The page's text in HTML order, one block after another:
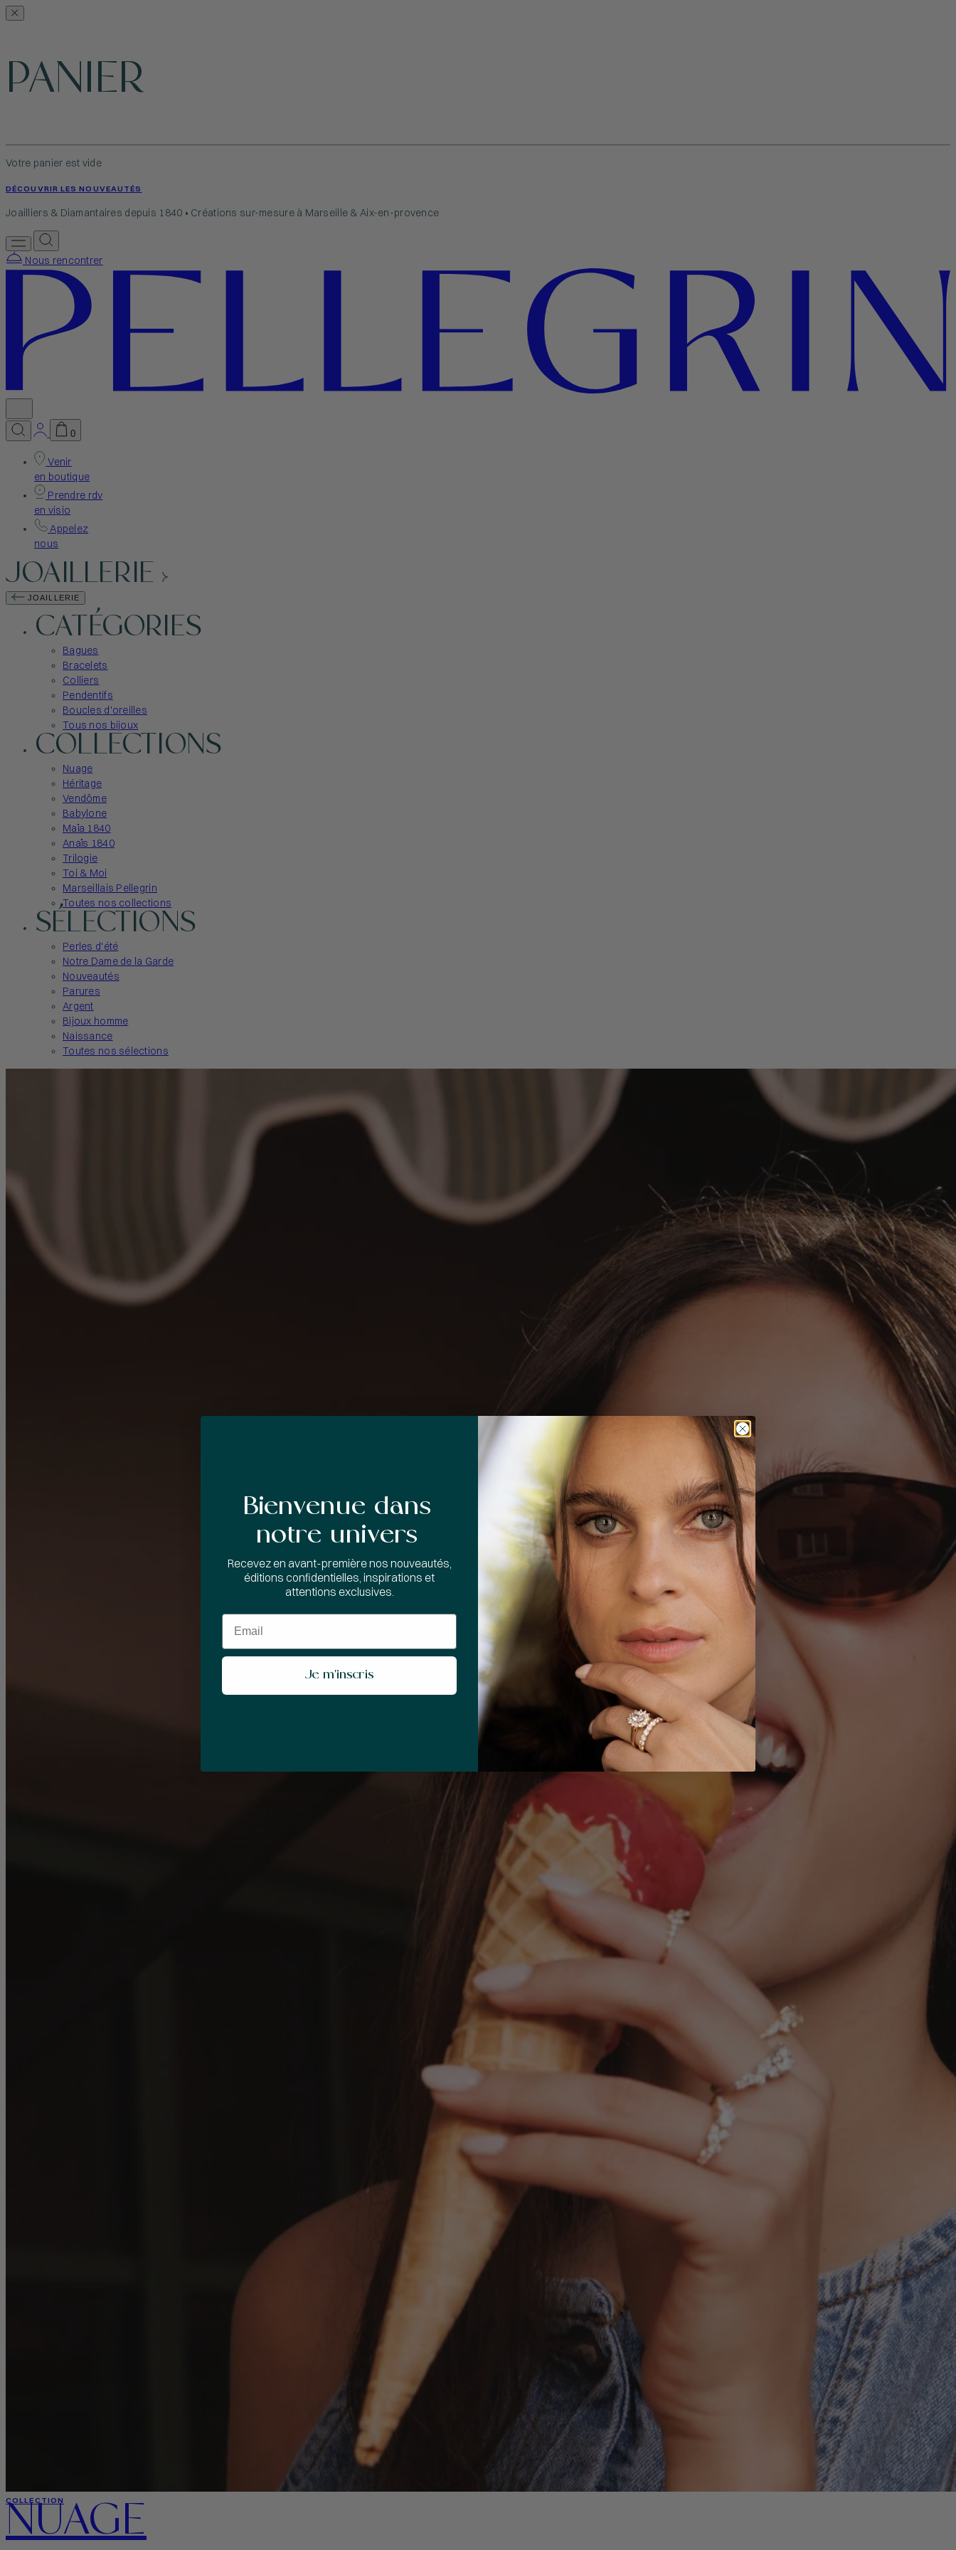
PANIER
Votre panier est vide
DÉCOUVRIR LES NOUVEAUTÉS
Joailliers & Diamantaires depuis 1840 • Créations sur-mesure à Marseille & Aix-en-provence
Nous rencontrer
0
Venir
en boutique
Prendre rdv
en visio
Appelez
nous
JOAILLERIE
JOAILLERIE
CATÉGORIES
Bagues
Bracelets
Colliers
Pendentifs
Boucles d'oreilles
Tous nos bijoux
COLLECTIONS
Nuage
Héritage
Vendôme
Babylone
Maïa 1840
Anaïs 1840
Trilogie
Toi & Moi
Marseillais Pellegrin
Toutes nos collections
SÉLECTIONS
Perles d'été
Notre Dame de la Garde
Nouveautés
Parures
Argent
Bijoux homme
Naissance
Toutes nos sélections
COLLECTION
NUAGE
Bienvenue dans
notre univers
Recevez en avant-première nos nouveautés,
éditions confidentielles, inspirations et
attentions exclusives.
Email
Je m'inscris